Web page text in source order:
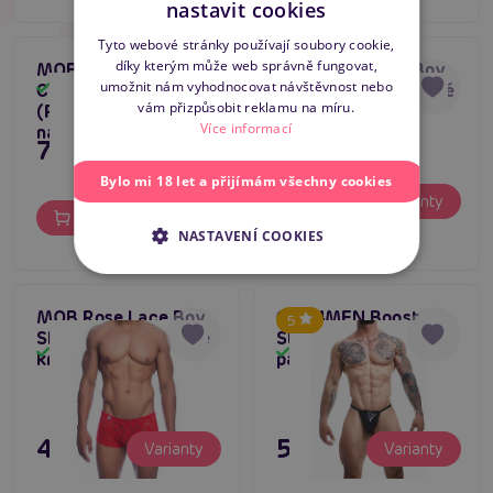
MOB DNGEON
Crossback Harness
(Red), pánský postroj
na tělo a penis
Skladem
795 Kč
5
MOB Rose Lace Boy
Shorts (Pink), pánské
krajkové trenky
Skladem
495 Kč Varianty
MOB Rose Lace Boy
Shorts (Red), pánské
krajkové trenky
Skladem
495 Kč Varianty
5
CUT4MEN Boost
String (Black),
pánská tanga
Skladem
595 Kč Varianty
ENGLISH
nastavit cookies
Tyto webové stránky používají soubory cookie,
díky kterým může web správně fungovat,
umožnit nám vyhodnocovat návštěvnost nebo
vám přizpůsobit reklamu na míru.
Více informací
Bylo mi 18 let a přijímám všechny cookies
NASTAVENÍ COOKIES